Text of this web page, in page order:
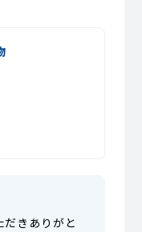
だきありがと